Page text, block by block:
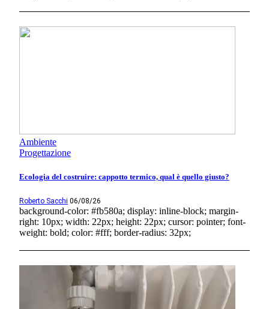
Ambiente
Progettazione
Ecologia del costruire: cappotto termico, qual è quello giusto?
Roberto Sacchi 06/08/26
background-color: #fb580a; display: inline-block; margin-
right: 10px; width: 22px; height: 22px; cursor: pointer; font-
weight: bold; color: #fff; border-radius: 32px;